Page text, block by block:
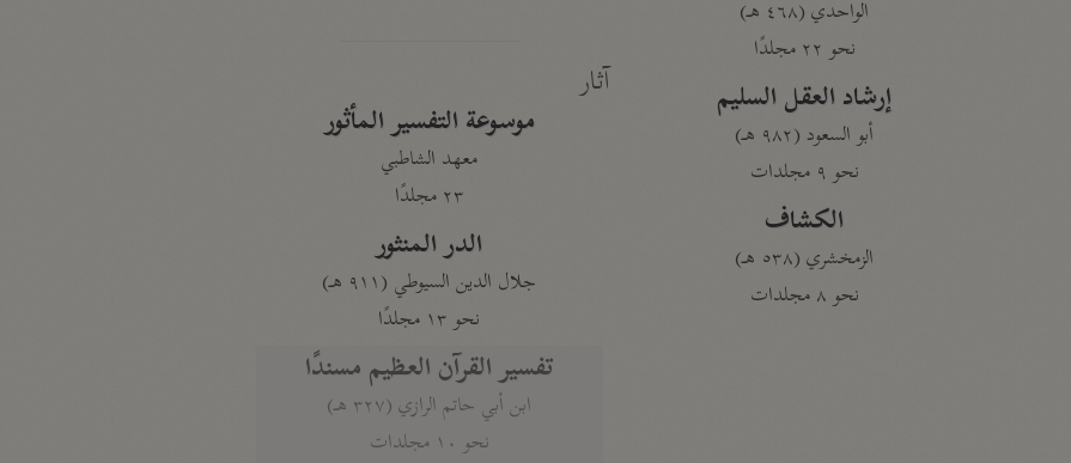
الواحدي (٤٦٨ هـ)
نحو ٢٢ مجلدًا
إرشاد العقل السليم
أبو السعود (٩٨٢ هـ)
نحو ٩ مجلدات
الكشاف
الزمخشري (٥٣٨ هـ)
نحو ٨ مجلدات
آثار
موسوعة التفسير المأثور
معهد الشاطبي
٢٣ مجلدًا
الدر المنثور
جلال الدين السيوطي (٩١١ هـ)
نحو ١٣ مجلدًا
تفسير القرآن العظيم مسندًا
ابن أبي حاتم الرازي (٣٢٧ هـ)
نحو ١٠ مجلدات